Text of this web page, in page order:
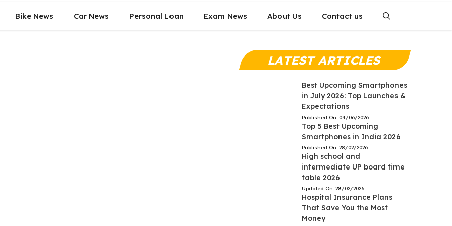
Bike News Car News Personal Loan Exam News About Us Contact us
LATEST ARTICLES
Best Upcoming Smartphones
in July 2026: Top Launches &
Expectations
Published On: 04/06/2026
Top 5 Best Upcoming
Smartphones in India 2026
Published On: 28/02/2026
High school and
intermediate UP board time
table 2026
Updated On: 28/02/2026
Hospital Insurance Plans
That Save You the Most
Money